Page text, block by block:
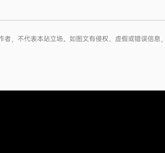
，不代表本站立场。如图文有侵权、虚假或错误信息